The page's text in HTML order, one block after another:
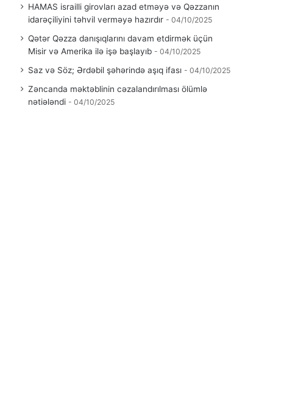
HAMAS israilli girovları azad etməyə və Qəzzanın
idarəçiliyini təhvil verməyə hazırdır
04/10/2025
Qətər Qəzza danışıqlarını davam etdirmək üçün
Misir və Amerika ilə işə başlayıb
04/10/2025
Saz və Söz; Ərdəbil şəhərində aşıq ifası 04/10/2025
Zəncanda məktəblinin cəzalandırılması ölümlə
nətiələndi
04/10/2025